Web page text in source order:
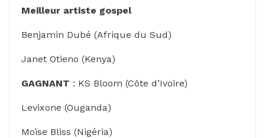
Meilleur artiste gospel
Benjamin Dubé (Afrique du Sud)
Janet Otieno (Kenya)
GAGNANT : KS Bloom (Côte d’Ivoire)
Levixone (Ouganda)
Moïse Bliss (Nigéria)